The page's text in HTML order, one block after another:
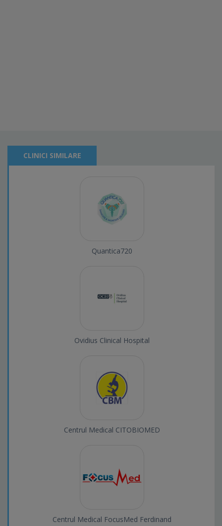
CLINICI SIMILARE
Quantica720
Ovidius Clinical Hospital
Centrul Medical CITOBIOMED
Centrul Medical FocusMed Ferdinand